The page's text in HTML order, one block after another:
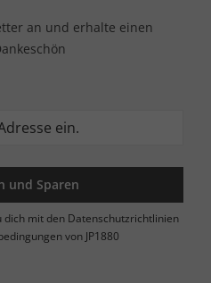
an und erhalte einen
und Sparen
mit den Datenschutzrichtlinien
von JP1880